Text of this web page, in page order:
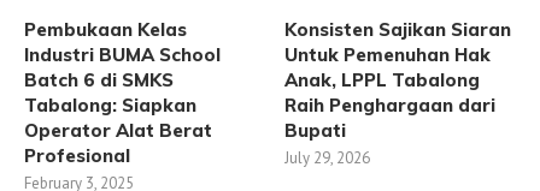
Pembukaan Kelas
Industri BUMA School
Batch 6 di SMKS
Tabalong: Siapkan
Operator Alat Berat
Profesional
February 3, 2025
Konsisten Sajikan Siaran
Untuk Pemenuhan Hak
Anak, LPPL Tabalong
Raih Penghargaan dari
Bupati
July 29, 2026